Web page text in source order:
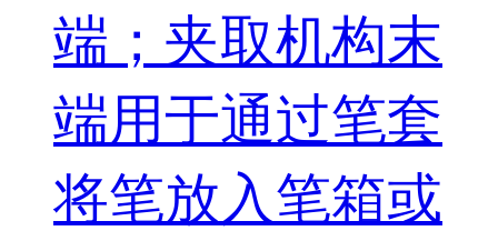
端；夹取机构末
端用于通过笔套
将笔放入笔箱或